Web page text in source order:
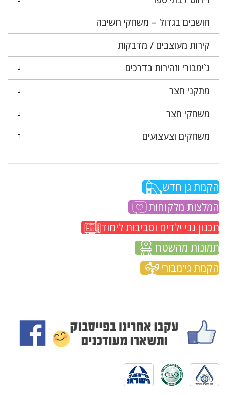
חושבים בגדול – משחקי חשיבה
קירות מעוצבים / מדבקות
ג`ימבורי וזהירות בדרכים
מתקני חצר
משחקי חצר
משחקים וצעצועים
הקמת גן חדש
המלצות מלקוחות
תכנון גני ילדים וסביבות לימוד
תמונות מהשטח
הקמת גי'מבורי